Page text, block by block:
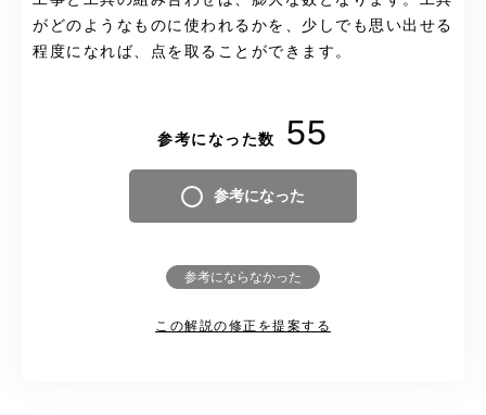
がどのようなものに使われるかを、少しでも思い出せる
程度になれば、点を取ることができます。
参考になった数 55
参考になった
参考にならなかった
この解説の修正を提案する